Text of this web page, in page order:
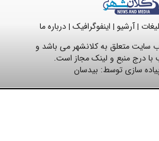
|آرشیو | اینفوگرافیک |درباره ما
سایت متعلق به کلانشهر می باشد و
با درج منبع و لینک مجاز است.
سازی توسط: بیدسان